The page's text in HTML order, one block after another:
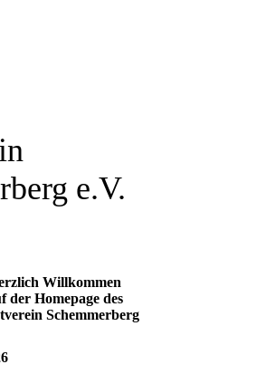
e.V.
Willkommen
der Homepage des
Schemmerberg